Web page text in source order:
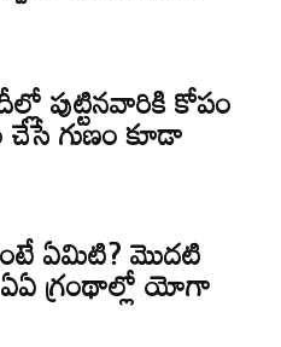
పుట్టినవారికి కోపం
గుణం కూడా
ఏమిటి? మొదటి
ఏఏ గ్రంథాల్లో యోగా